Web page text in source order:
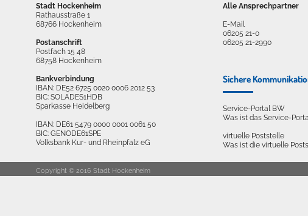
Stadt Hockenheim
Rathausstraße 1
68766 Hockenheim
Postanschrift
Postfach 15 48
68758 Hockenheim
Bankverbindung
IBAN: DE52 6725 0020 0006 2012 53
BIC: SOLADES1HDB
Sparkasse Heidelberg
IBAN: DE61 5479 0000 0001 0061 50
BIC: GENODE61SPE
Volksbank Kur- und Rheinpfalz eG
Alle Ansprechpartner
E-Mail
06205 21-0
06205 21-2990
Sichere
Service-Portal BW
Was ist das Service-
virtuelle Poststelle
Was ist die virtuelle
Copyright © 2016 Stadt Hockenheim